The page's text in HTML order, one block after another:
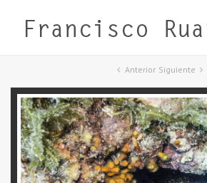
Anterior Siguiente